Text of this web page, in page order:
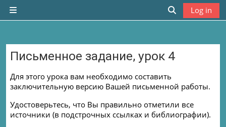
Skip to main content
Side panel
Toggle
Log in
Письменное задание, урок 4
Completion requirements
Для этого урока вам необходимо составить
заключительную версию Вашей письменной работы.
Удостоверьтесь, что Вы правильно отметили все
источники (в подстрочных ссылках и библиографии).